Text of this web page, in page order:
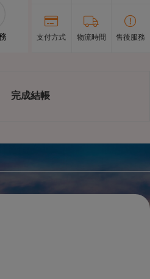
支付方式 物流時間 售後服務
完成結帳